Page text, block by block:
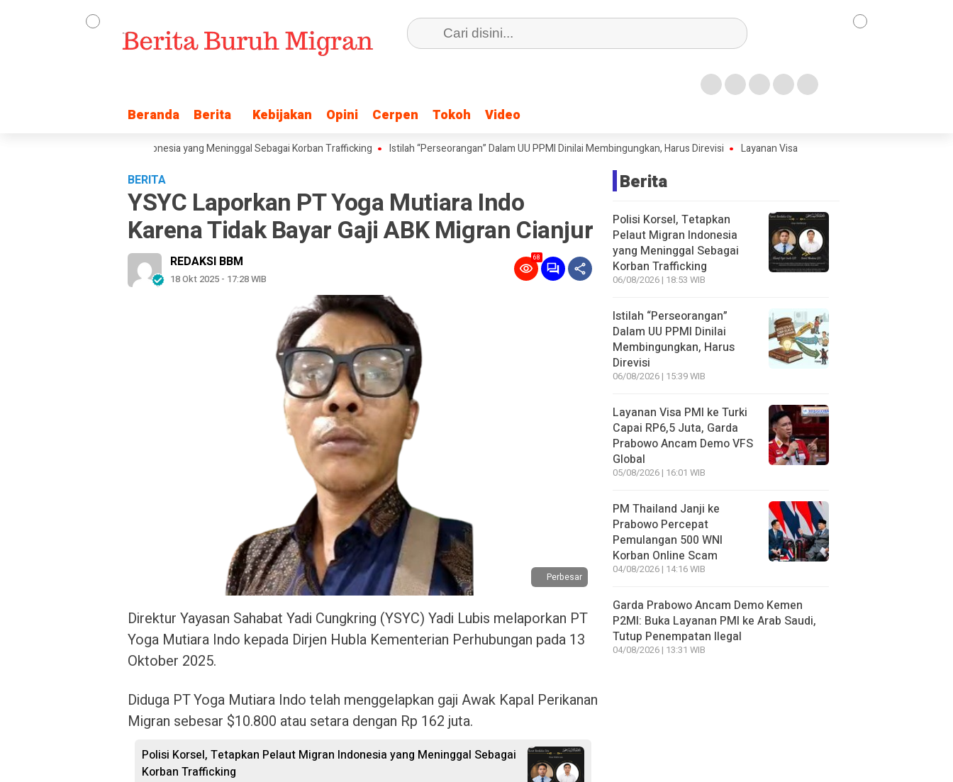
Beranda Berita Kebijakan Opini Cerpen Tokoh Video
Beranda Berita Kebijakan Opini Cerpen Tokoh Video
Pelaut Migran Indonesia yang Meninggal Sebagai Korban Trafficking Istilah “Perseorangan” Dalam UU PPMI Dinilai Membingungkan, Harus Direvisi Layanan Visa PMI ke Turki Capai RP6,5 Juta, Garda
BERITA
YSYC Laporkan PT Yoga Mutiara Indo
Karena Tidak Bayar Gaji ABK Migran Cianjur
REDAKSI BBM
18 Okt 2025 - 17:28 WIB
68
Perbesar
Direktur Yayasan Sahabat Yadi Cungkring (YSYC) Yadi Lubis melaporkan PT
Yoga Mutiara Indo kepada Dirjen Hubla Kementerian Perhubungan pada 13
Oktober 2025.
Diduga PT Yoga Mutiara Indo telah menggelapkan gaji Awak Kapal Perikanan
Migran sebesar $10.800 atau setara dengan Rp 162 juta.
Polisi Korsel, Tetapkan Pelaut Migran Indonesia yang Meninggal Sebagai
Korban Trafficking
Berita
Polisi Korsel, Tetapkan
Pelaut Migran Indonesia
yang Meninggal Sebagai
Korban Trafficking
06/08/2026 | 18:53 WIB
Istilah “Perseorangan”
Dalam UU PPMI Dinilai
Membingungkan, Harus
Direvisi
06/08/2026 | 15:39 WIB
Layanan Visa PMI ke Turki
Capai RP6,5 Juta, Garda
Prabowo Ancam Demo VFS
Global
05/08/2026 | 16:01 WIB
PM Thailand Janji ke
Prabowo Percepat
Pemulangan 500 WNI
Korban Online Scam
04/08/2026 | 14:16 WIB
Garda Prabowo Ancam Demo Kemen
P2MI: Buka Layanan PMI ke Arab Saudi,
Tutup Penempatan Ilegal
04/08/2026 | 13:31 WIB